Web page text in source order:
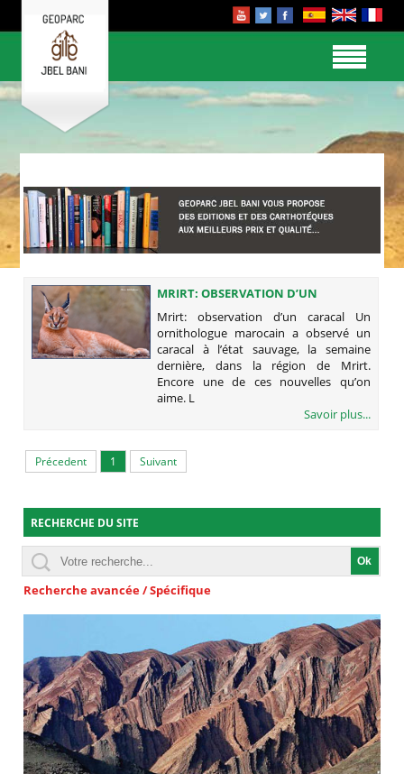
MRIRT: OBSERVATION D’UN
CARACAL
Mrirt: observation d’un caracal Un
ornithologue marocain a observé un
caracal à l’état sauvage, la semaine
dernière, dans la région de Mrirt.
Encore une de ces nouvelles qu’on
aime. L
Savoir plus...
Précedent 1 Suivant
RECHERCHE DU SITE
Recherche avancée / Spécifique